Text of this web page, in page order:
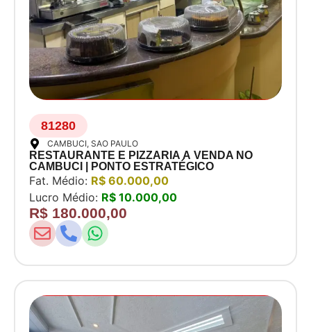
81280
CAMBUCI, SAO PAULO
RESTAURANTE E PIZZARIA À VENDA NO
CAMBUCI | PONTO ESTRATÉGICO
Fat. Médio: R$ 60.000,00
Lucro Médio: R$ 10.000,00
R$ 180.000,00